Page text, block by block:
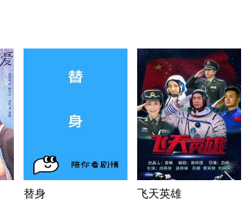
替身 飞天英雄